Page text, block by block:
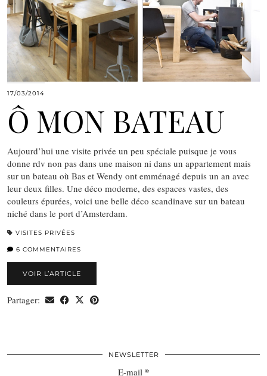
17/03/2014
Ô MON BATEAU
Aujourd’hui une visite privée un peu spéciale puisque je vous
donne rdv non pas dans une maison ni dans un appartement mais
sur un bateau où Bas et Wendy ont emménagé depuis un an avec
leur deux filles. Une déco moderne, des espaces vastes, des
couleurs épurées, voici une belle déco scandinave sur un bateau
niché dans le port d’Amsterdam.
VISITES PRIVÉES
6 COMMENTAIRES
VOIR L’ARTICLE
Partager:
NEWSLETTER
E-mail *